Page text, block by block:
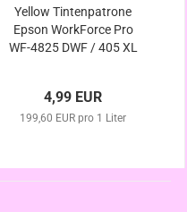
Yellow Tintenpatrone
Epson WorkForce Pro
WF-4825 DWF / 405 XL
4,99 EUR
199,60 EUR pro 1 Liter